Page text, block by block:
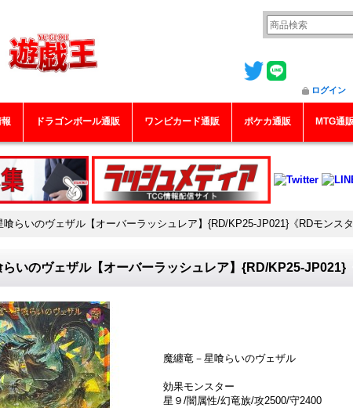
ログイン
ドラゴンボール通販 ワンピカード通販 ポケカ通販 MTG通
喰らいのヴェザル【オーバーラッシュレア】{RD/KP25-JP021}《RDモンスタ
らいのヴェザル【オーバーラッシュレア】{RD/KP25-JP021}
魔纏竜－星喰らいのヴェザル
効果モンスター
星９/闇属性/幻竜族/攻2500/守2400